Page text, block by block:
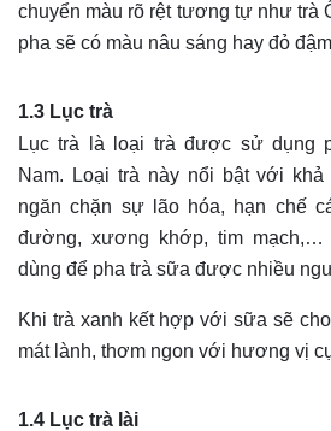
chuyển màu rõ rệt tương tự như trà
pha sẽ có màu nâu sáng hay đỏ
1.3 Lục trà
Lục trà là loại trà được sử dụng
Nam. Loại trà này nổi bật với khả
ngăn chặn sự lão hóa, hạn chế
đường, xương khớp, tim
dùng để pha trà sữa được nhiều
Khi trà xanh kết hợp với sữa sẽ
mát lành, thơm ngon với hương vị
1.4 Lục trà lài